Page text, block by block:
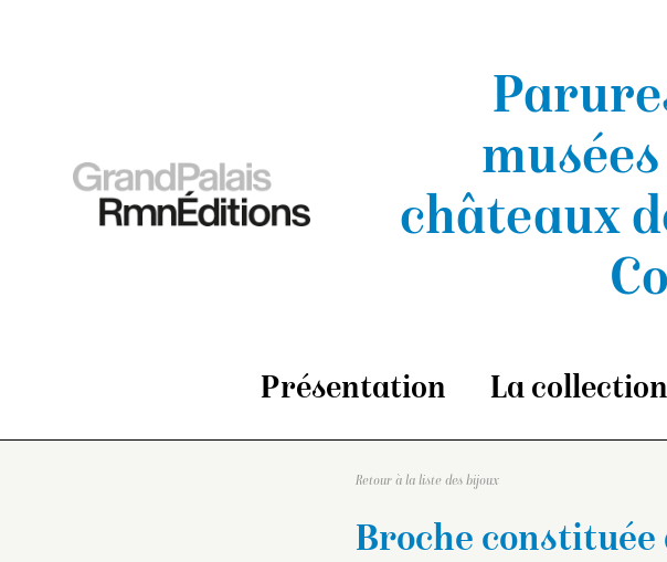
châteaux
Présentation La collection
Retour à la liste des bijoux
Broche